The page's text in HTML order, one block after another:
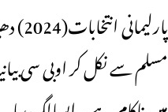
مسلم سے نکل کر اوبی سی